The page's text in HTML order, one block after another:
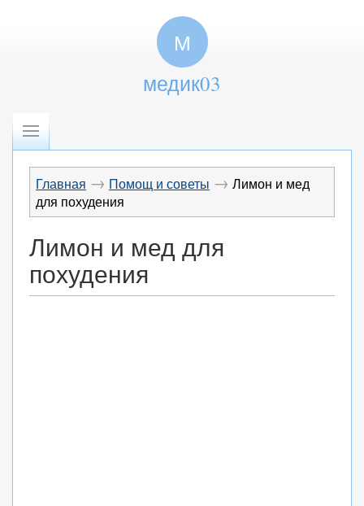
М
медик03
Главная → Помощ и советы → Лимон и мед
для похудения
Лимон и мед для
похудения